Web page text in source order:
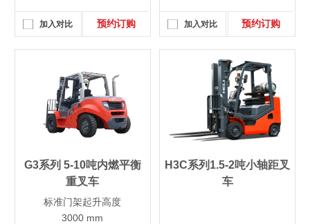
加入对比 预约订购 加入对比 预约订购
G3系列 5-10吨内燃平衡
重叉车
标准门架起升高度
3000 mm
H3C系列1.5-2吨小轴距叉
车